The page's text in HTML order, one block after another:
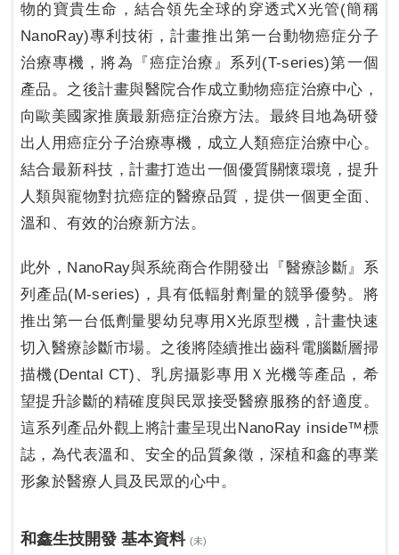
物的寶貴生命，結合領先全球的穿透式X光管(簡稱
NanoRay)專利技術，計畫推出第一台動物癌症分子
治療專機，將為『癌症治療』系列(T-series)第一個
產品。之後計畫與醫院合作成立動物癌症治療中心，
向歐美國家推廣最新癌症治療方法。最終目地為研發
出人用癌症分子治療專機，成立人類癌症治療中心。
結合最新科技，計畫打造出一個優質關懷環境，提升
人類與寵物對抗癌症的醫療品質，提供一個更全面、
溫和、有效的治療新方法。
此外，NanoRay與系統商合作開發出『醫療診斷』系
列產品(M-series)，具有低輻射劑量的競爭優勢。將
推出第一台低劑量嬰幼兒專用X光原型機，計畫快速
切入醫療診斷市場。之後將陸續推出齒科電腦斷層掃
描機(Dental CT)、乳房攝影專用Ｘ光機等產品，希
望提升診斷的精確度與民眾接受醫療服務的舒適度。
這系列產品外觀上將計畫呈現出NanoRay inside™標
誌，為代表溫和、安全的品質象徵，深植和鑫的專業
形象於醫療人員及民眾的心中。
和鑫生技開發 基本資料 (未)